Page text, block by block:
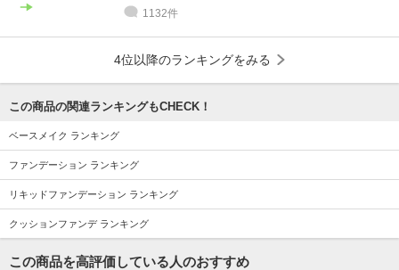
1132件
4位以降のランキングをみる
この商品の関連ランキングもCHECK！
ベースメイク ランキング
ファンデーション ランキング
リキッドファンデーション ランキング
クッションファンデ ランキング
この商品を高評価している人のおすすめ